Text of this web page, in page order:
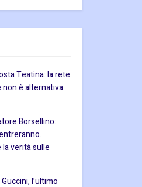
Teatina: la rete
è alternativa
Borsellino:
verità sulle
l’ultimo